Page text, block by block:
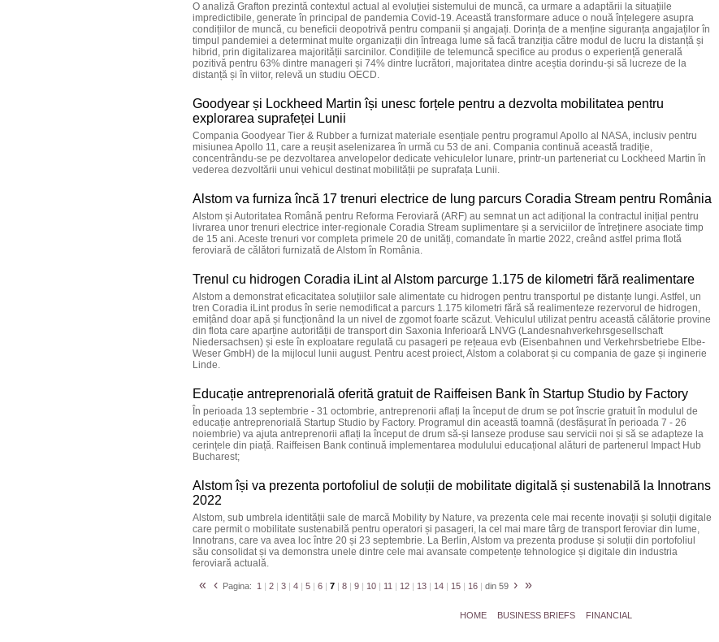
O analiză Grafton prezintă contextul actual al evoluției sistemului de muncă, ca urmare a adaptării la situațiile
impredictibile, generate în principal de pandemia Covid-19. Această transformare aduce o nouă înțelegere asupra
condițiilor de muncă, cu beneficii deopotrivă pentru companii și angajați. Dorința de a menține siguranța angajaților în
timpul pandemiei a determinat multe organizații din întreaga lume să facă tranziția către modul de lucru la distanță și
hibrid, prin digitalizarea majorității sarcinilor. Condițiile de telemuncă specifice au produs o experiență generală
pozitivă pentru 63% dintre manageri și 74% dintre lucrători, majoritatea dintre aceștia dorindu-și să lucreze de la
distanță și în viitor, relevă un studiu OECD.
Goodyear și Lockheed Martin își unesc forțele pentru a dezvolta mobilitatea pentru
explorarea suprafeței Lunii
Compania Goodyear Tier & Rubber a furnizat materiale esențiale pentru programul Apollo al NASA, inclusiv pentru
misiunea Apollo 11, care a reușit aselenizarea în urmă cu 53 de ani. Compania continuă această tradiție,
concentrându-se pe dezvoltarea anvelopelor dedicate vehiculelor lunare, printr-un parteneriat cu Lockheed Martin în
vederea dezvoltării unui vehicul destinat mobilității pe suprafața Lunii.
Alstom va furniza încă 17 trenuri electrice de lung parcurs Coradia Stream pentru România
Alstom și Autoritatea Română pentru Reforma Feroviară (ARF) au semnat un act adițional la contractul inițial pentru
livrarea unor trenuri electrice inter-regionale Coradia Stream suplimentare și a serviciilor de întreținere asociate timp
de 15 ani. Aceste trenuri vor completa primele 20 de unități, comandate în martie 2022, creând astfel prima flotă
feroviară de călători furnizată de Alstom în România.
Trenul cu hidrogen Coradia iLint al Alstom parcurge 1.175 de kilometri fără realimentare
Alstom a demonstrat eficacitatea soluțiilor sale alimentate cu hidrogen pentru transportul pe distanțe lungi. Astfel, un
tren Coradia iLint produs în serie nemodificat a parcurs 1.175 kilometri fără să realimenteze rezervorul de hidrogen,
emițând doar apă și funcționând la un nivel de zgomot foarte scăzut. Vehiculul utilizat pentru această călătorie provine
din flota care aparține autorității de transport din Saxonia Inferioară LNVG (Landesnahverkehrsgesellschaft
Niedersachsen) și este în exploatare regulată cu pasageri pe rețeaua evb (Eisenbahnen und Verkehrsbetriebe Elbe-
Weser GmbH) de la mijlocul lunii august. Pentru acest proiect, Alstom a colaborat și cu compania de gaze și inginerie
Linde.
Educație antreprenorială oferită gratuit de Raiffeisen Bank în Startup Studio by Factory
În perioada 13 septembrie - 31 octombrie, antreprenorii aflați la început de drum se pot înscrie gratuit în modulul de
educație antreprenorială Startup Studio by Factory. Programul din această toamnă (desfășurat în perioada 7 - 26
noiembrie) va ajuta antreprenorii aflați la început de drum să-și lanseze produse sau servicii noi și să se adapteze la
cerințele din piață. Raiffeisen Bank continuă implementarea modulului educațional alături de partenerul Impact Hub
Bucharest;
Alstom își va prezenta portofoliul de soluții de mobilitate digitală și sustenabilă la Innotrans
2022
Alstom, sub umbrela identității sale de marcă Mobility by Nature, va prezenta cele mai recente inovații și soluții digitale
care permit o mobilitate sustenabilă pentru operatori și pasageri, la cel mai mare târg de transport feroviar din lume,
Innotrans, care va avea loc între 20 și 23 septembrie. La Berlin, Alstom va prezenta produse și soluții din portofoliul
său consolidat și va demonstra unele dintre cele mai avansate competențe tehnologice și digitale din industria
feroviară actuală.
« ‹ Pagina: 1 | 2 | 3 | 4 | 5 | 6 | 7 | 8 | 9 | 10 | 11 | 12 | 13 | 14 | 15 | 16 | din 59 › »
HOME BUSINESS BRIEFS FINANCIAL